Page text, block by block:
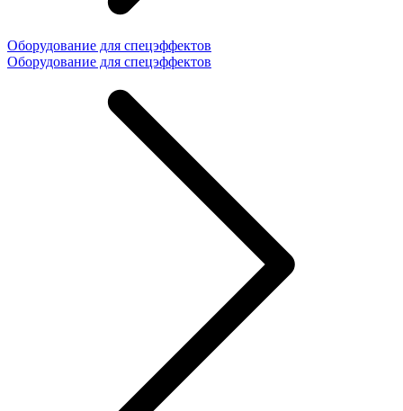
Оборудование для спецэффектов
Оборудование для спецэффектов